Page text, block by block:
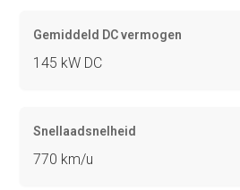
Gemiddeld DC vermogen
145 kW DC
Snellaadsnelheid
770 km/u